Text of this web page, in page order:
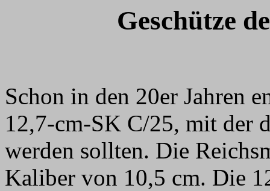
Geschütze
Schon in den 20er Jahren
12,7-cm-SK C/25, mit der
werden sollten. Die
Kaliber von 10,5 cm. Die